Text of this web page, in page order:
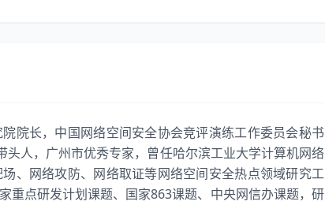
院长，中国网络空间安全协会竞评演练工作委员会秘书
人，广州市优秀专家，曾任哈尔滨工业大学计算机网络
、网络攻防、网络取证等网络空间安全热点领域研究工
重点研发计划课题、国家863课题、中央网信办课题，研